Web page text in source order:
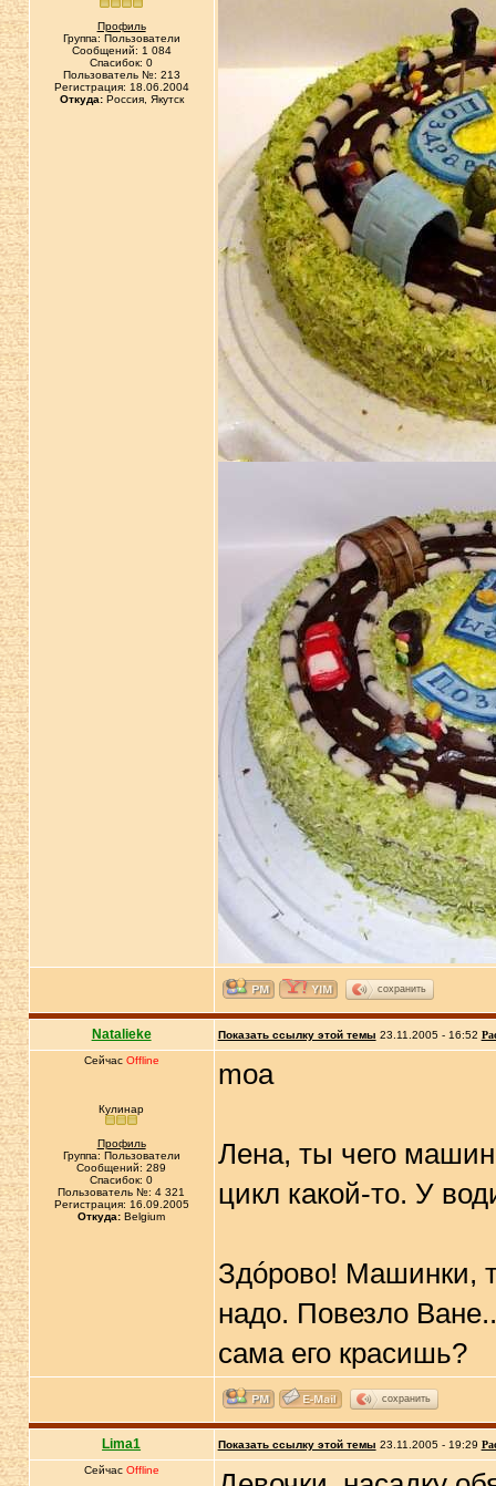
Профиль
Группа: Пользователи
Сообщений: 1 084
Спасибок: 0
Пользователь №: 213
Регистрация: 18.06.2004
Откуда:Россия, Якутск
сохранить
Natalieke Показать ссылку этой темы 23.11.2005 - 16:52
Сейчас Offline
Кулинар
Профиль
Группа: Пользователи
Сообщений: 289
Спасибок: 0
Пользователь №: 4 321
Регистрация: 16.09.2005
Откуда: Belgium
moa
Лена, ты чего
цикл какой-то. У
Здóрово! Машинки,
надо. Повезло
сама его красишь?
сохранить
Lima1 Показать ссылку этой темы 23.11.2005 - 19:29
Сейчас Offline